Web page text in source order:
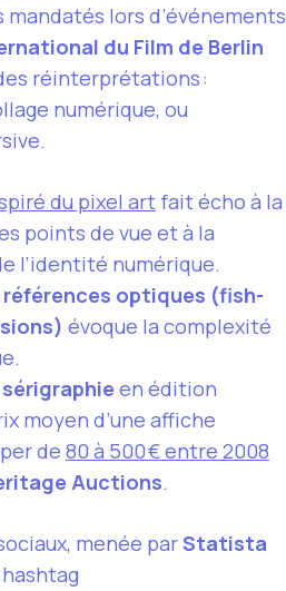
lors d’événements
du Film de Berlin
réinterprétations :
numérique, ou
du pixel art fait écho à la
points de vue et à la
l’identité numérique.
références optiques (fish-
évoque la complexité
sérigraphie en édition
moyen d’une affiche
de 80 à 500 € entre 2008
Auctions.
menée parStatista